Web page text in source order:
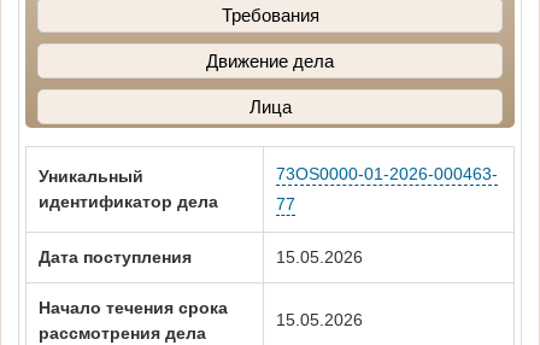
Требования
Движение дела
Лица
Уникальный
идентификатор дела
73OS0000-01-2026-000463-
77
Дата поступления 15.05.2026
Начало течения срока
рассмотрения дела
15.05.2026